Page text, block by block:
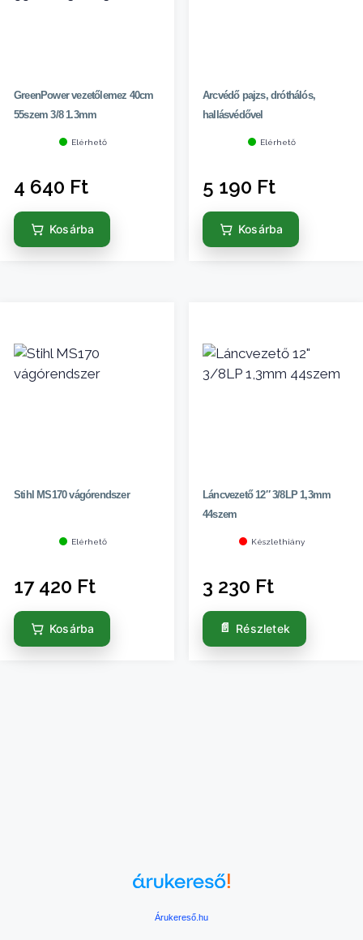
GreenPower vezetőlemez 40cm
55szem 3/8 1.3mm
Elérhető
4 640 Ft
Kosárba
Arcvédő pajzs, dróthálós,
hallásvédővel
Elérhető
5 190 Ft
Kosárba
Stihl MS170 vágórendszer
Elérhető
17 420 Ft
Kosárba
Láncvezető 12″ 3/8LP 1,3mm
44szem
Készlethiány
3 230 Ft
Részletek
Árukereső.hu